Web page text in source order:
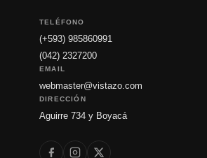
TELÉFONO
(+593) 985860991
(042) 2327200
EMAIL
webmaster@vistazo.com
DIRECCIÓN
Aguirre 734 y Boyacá